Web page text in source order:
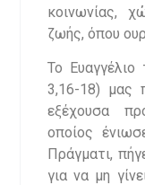
κοινωνίας,
ζωής, όπου
Το Ευαγγέλιο
3,16-18) μας
εξέχουσα
οποίος
Πράγματι,
για να μη